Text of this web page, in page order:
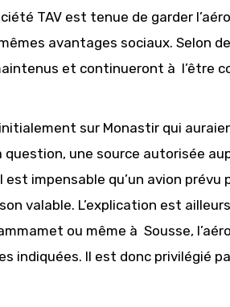
TAV est tenue de garder
avantages sociaux. Selon
et continueront à l’être
sur Monastir qui
une source autorisée
impensable qu’un avion prévu
valable. L’explication est
ou même à Sousse,
indiquées. Il est donc privilégié